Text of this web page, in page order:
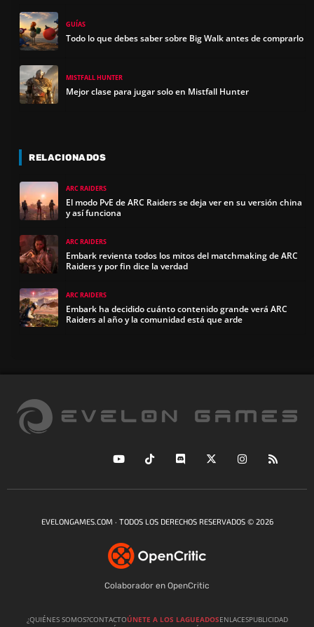
GUÍAS
Todo lo que debes saber sobre Big Walk antes de comprarlo
MISTFALL HUNTER
Mejor clase para jugar solo en Mistfall Hunter
RELACIONADOS
ARC RAIDERS
El modo PvE de ARC Raiders se deja ver en su versión china
y así funciona
ARC RAIDERS
Embark revienta todos los mitos del matchmaking de ARC
Raiders y por fin dice la verdad
ARC RAIDERS
Embark ha decidido cuánto contenido grande verá ARC
Raiders al año y la comunidad está que arde
EVELONGAMES.COM · TODOS LOS DERECHOS RESERVADOS © 2026
Colaborador en OpenCritic
¿QUIÉNES SOMOS?CONTACTOÚNETE A LOS LAGUEADOSENLACESPUBLICIDAD